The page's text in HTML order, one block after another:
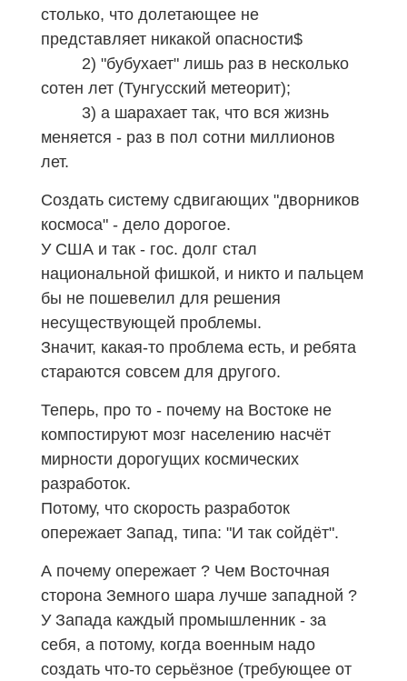
столько, что долетающее не
представляет никакой опасности$
2) "бубухает" лишь раз в несколько
сотен лет (Тунгусский метеорит);
3) а шарахает так, что вся жизнь
меняется - раз в пол сотни миллионов
лет.
Создать систему сдвигающих "дворников
космоса" - дело дорогое.
У США и так - гос. долг стал
национальной фишкой, и никто и пальцем
бы не пошевелил для решения
несуществующей проблемы.
Значит, какая-то проблема есть, и ребята
стараются совсем для другого.
Теперь, про то - почему на Востоке не
компостируют мозг населению насчёт
мирности дорогущих космических
разработок.
Потому, что скорость разработок
опережает Запад, типа: "И так сойдёт".
А почему опережает ? Чем Восточная
сторона Земного шара лучше западной ?
У Запада каждый промышленник - за
себя, а потому, когда военным надо
создать что-то серьёзное (требующее от